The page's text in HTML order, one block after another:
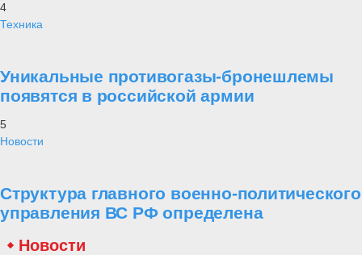
4
Техника
Уникальные противогазы-бронешлемы
появятся в российской армии
5
Новости
Структура главного военно-политического
управления ВС РФ определена
Новости